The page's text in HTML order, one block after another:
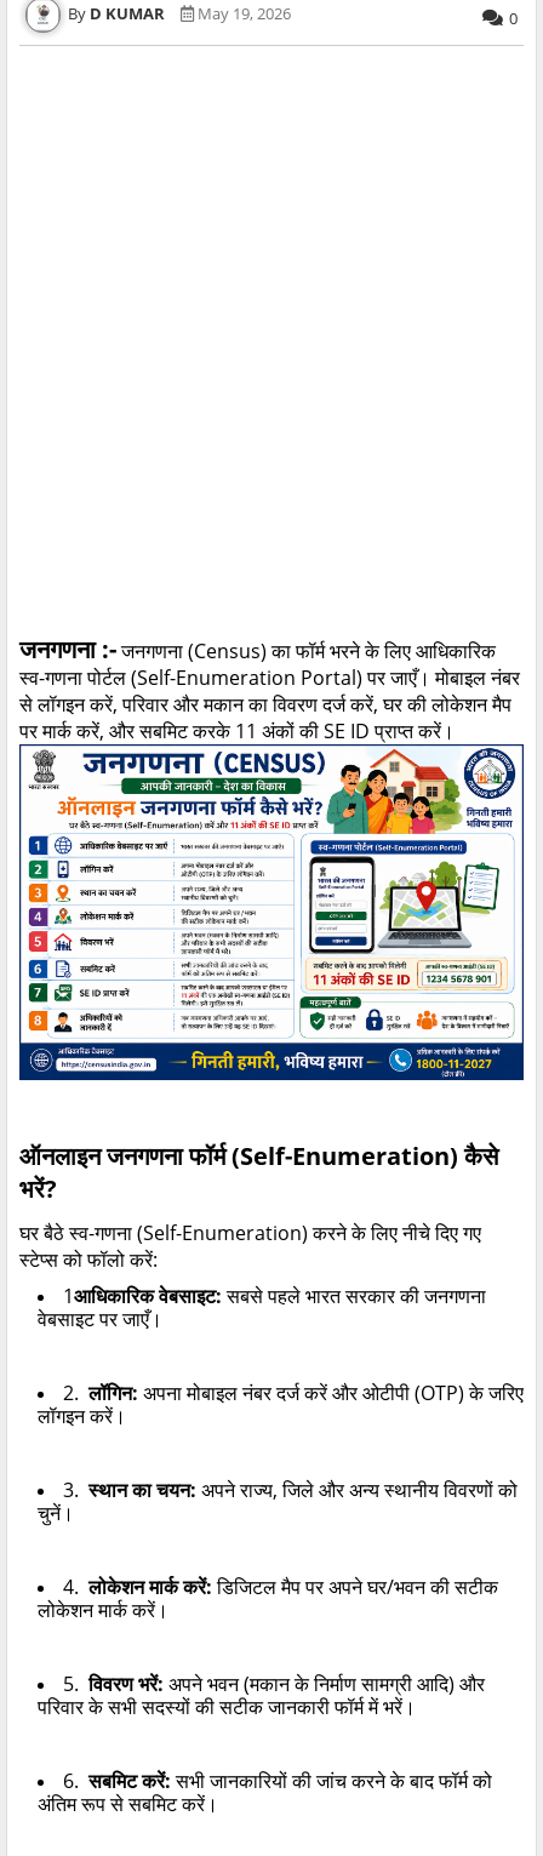
D KUMAR May 19, 2026 0
जनगणना:-जनगणना (Census)का फॉर्म भरने के लिए आधिकारिक
स्व-गणना पोर्टल (Self-Enumeration Portal) पर जाएँ। मोबाइल नंबर
से लॉगइन करें,परिवार और मकान का विवरण दर्ज करें,घर की लोकेशन मैप
पर मार्क करें, और सबमिट करके11 अंकों कीSE IDप्राप्त करें।
ऑनलाइन जनगणना फॉर्म (Self-Enumeration)कैसे
भरें?
घर बैठे स्व-गणना (Self-Enumeration)करने के लिए नीचे दिए गए
स्टेप्स को फॉलो करें:
1आधिकारिक वेबसाइट: सबसे पहलेभारत सरकार की जनगणना
वेबसाइटपर जाएँ।
2. लॉगिन: अपना मोबाइल नंबर दर्ज करें और ओटीपी (OTP)के जरिए
लॉगइन करें।
3. स्थान का चयन: अपने राज्य,जिले और अन्य स्थानीय विवरणों को
चुनें।
4. लोकेशन मार्क करें: डिजिटल मैप पर अपने घर/भवन की सटीक
लोकेशन मार्क करें।
5. विवरण भरें: अपने भवन (मकान के निर्माण सामग्री आदि) और
परिवार के सभी सदस्यों की सटीक जानकारी फॉर्म में भरें।
6. सबमिट करें: सभी जानकारियों की जांच करने के बाद फॉर्म को
अंतिम रूप से सबमिट करें।